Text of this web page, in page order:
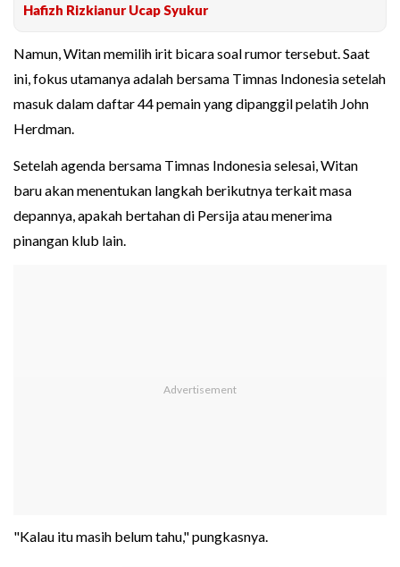
Hafizh Rizkianur Ucap Syukur
Namun, Witan memilih irit bicara soal rumor tersebut. Saat
ini, fokus utamanya adalah bersama Timnas Indonesia setelah
masuk dalam daftar 44 pemain yang dipanggil pelatih John
Herdman.
Setelah agenda bersama Timnas Indonesia selesai, Witan
baru akan menentukan langkah berikutnya terkait masa
depannya, apakah bertahan di Persija atau menerima
pinangan klub lain.
"Kalau itu masih belum tahu," pungkasnya.